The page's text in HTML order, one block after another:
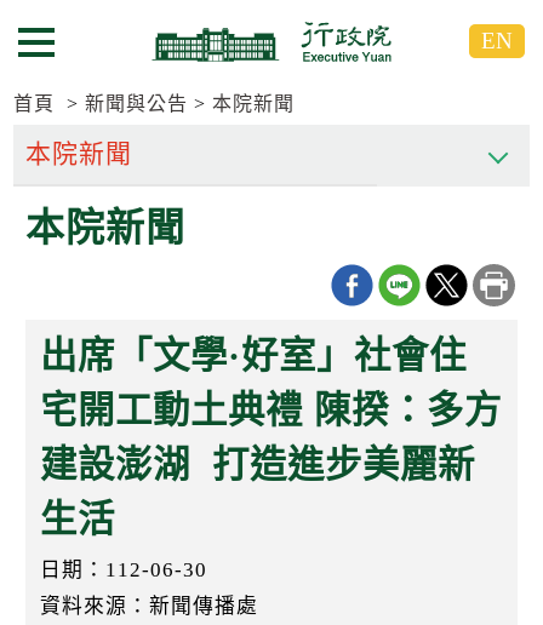
到
要
區
到
要
區
選單按鈕 EN
首頁 新聞與公告 本院新聞
本院新聞
出席「文學·好室」社會住
宅開工動土典禮 陳揆：多方
建設澎湖 打造進步美麗新
生活
日期：112-06-30
資料來源：新聞傳播處